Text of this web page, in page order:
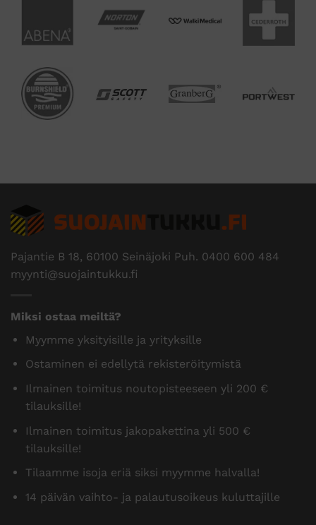
Pajantie B 18, 60100 Seinäjoki Puh. 0400 600 484
myynti@suojaintukku.fi
Miksi ostaa meiltä?
Myymme yksityisille ja yrityksille
Ostaminen ei edellytä rekisteröitymistä
Ilmainen toimitus noutopisteeseen yli 200 €
tilauksille!
Ilmainen toimitus jakopakettina yli 500 €
tilauksille!
Tilaamme isoja eriä siksi myymme halvalla!
14 päivän vaihto- ja palautusoikeus kuluttajille